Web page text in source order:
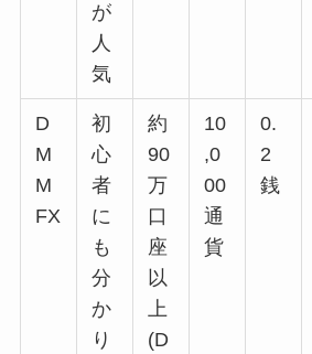
が
人
気
D
M
M
FX
初
心
者
に
も
分
か
り
約
90
万
口
座
以
上
(D
10
,0
00
通
貨
0.
2
銭